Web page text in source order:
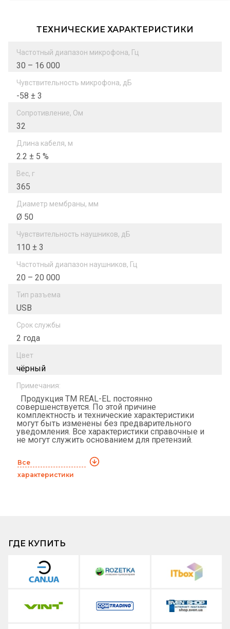
ТЕХНИЧЕСКИЕ ХАРАКТЕРИСТИКИ
Частотный диапазон микрофона, Гц
30 – 16 000
Чувствительность микрофона, дБ
-58 ± 3
Сопротивление, Ом
32
Длина кабеля, м
2.2 ± 5 %
Вес, г
365
Диаметр мембраны, мм
Ø 50
Чувствительность наушников, дБ
110 ± 3
Частотный диапазон наушников, Гц
20 – 20 000
Тип разъема
USB
Срок службы
2 года
Цвет
чёрный
Примечания:
Продукция ТМ REAL-EL постоянно
совершенствуется. По этой причине
комплектность и технические характеристики
могут быть изменены без предварительного
уведомления. Все характеристики справочные и
не могут служить основанием для претензий.
Все
характеристики
ГДЕ КУПИТЬ